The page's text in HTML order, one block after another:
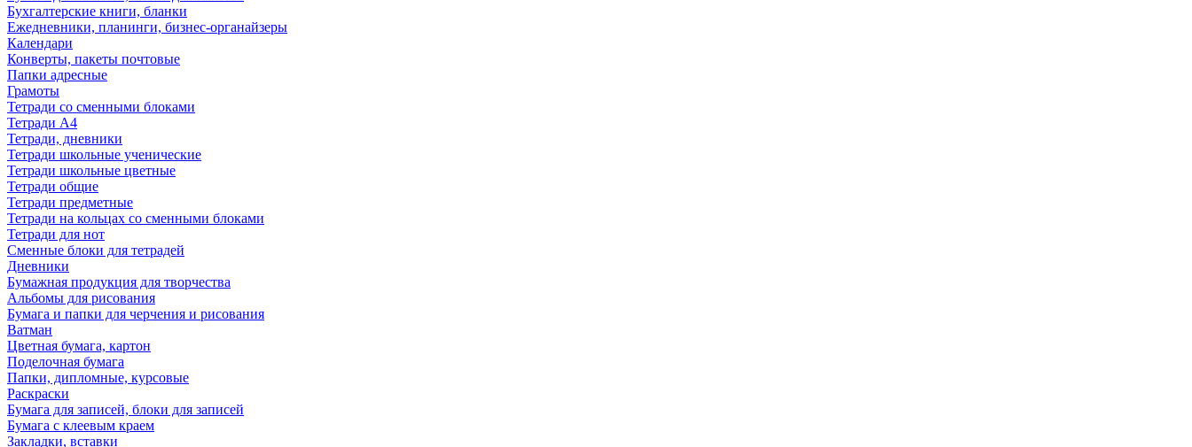
Бухгалтерские книги, бланки
Ежедневники, планинги, бизнес-органайзеры
Календари
Конверты, пакеты почтовые
Папки адресные
Грамоты
Тетради со сменными блоками
Тетради А4
Тетради, дневники
Тетради школьные ученические
Тетради школьные цветные
Тетради общие
Тетради предметные
Тетради на кольцах со сменными блоками
Тетради для нот
Сменные блоки для тетрадей
Дневники
Бумажная продукция для творчества
Альбомы для рисования
Бумага и папки для черчения и рисования
Ватман
Цветная бумага, картон
Поделочная бумага
Папки, дипломные, курсовые
Раскраски
Бумага для записей, блоки для записей
Бумага с клеевым краем
Закладки, вставки